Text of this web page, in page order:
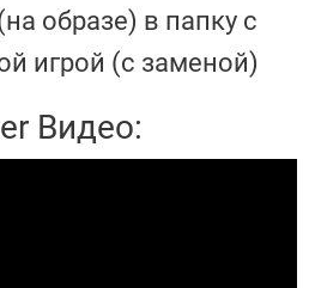
образе) в папку с
игрой (с заменой)
Видео: